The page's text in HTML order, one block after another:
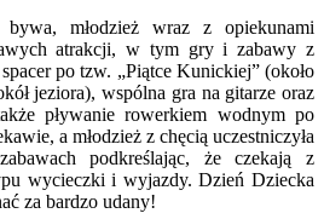
młodzież wraz z opiekunami
atrakcji, w tym gry i zabawy z
po tzw. „Piątce Kunickiej” (około
jeziora), wspólna gra na gitarze oraz
pływanie rowerkiem wodnym po
a młodzież z chęcią uczestniczyła
podkreślając, że czekają z
wycieczki i wyjazdy. Dzień Dziecka
za bardzo udany!